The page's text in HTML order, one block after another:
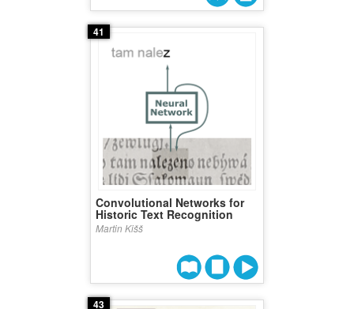
41
Convolutional Networks for
Historic Text Recognition
Martin Kišš
43